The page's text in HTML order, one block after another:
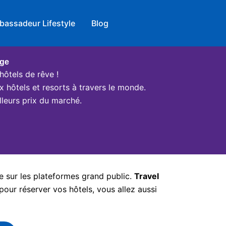
Lifestyle Blog
de rêve !
hôtels et resorts à travers le monde.
prix du marché.
sur les plateformes grand public. Travel
réserver vos hôtels, vous allez aussi